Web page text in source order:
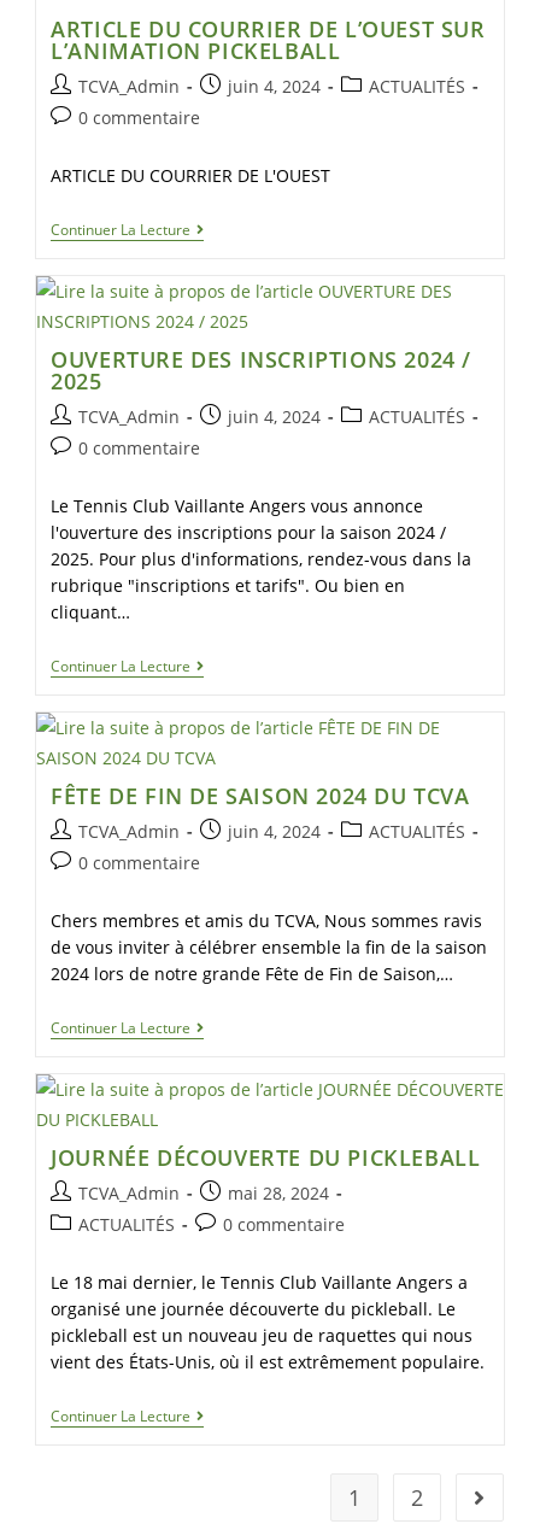
ARTICLE DU COURRIER DE L’OUEST SUR
L’ANIMATION PICKELBALL
TCVA_Admin juin 4, 2024
ACTUALITÉS
0 commentaire
ARTICLE DU COURRIER DE L'OUEST
Continuer La Lecture
OUVERTURE DES INSCRIPTIONS 2024 /
2025
TCVA_Admin juin 4, 2024
ACTUALITÉS
0 commentaire
Le Tennis Club Vaillante Angers vous annonce
l'ouverture des inscriptions pour la saison 2024 /
2025. Pour plus d'informations, rendez-vous dans la
rubrique "inscriptions et tarifs". Ou bien en
cliquant…
Continuer La Lecture
FÊTE DE FIN DE SAISON 2024 DU TCVA
TCVA_Admin juin 4, 2024
ACTUALITÉS
0 commentaire
Chers membres et amis du TCVA, Nous sommes ravis
de vous inviter à célébrer ensemble la fin de la saison
2024 lors de notre grande Fête de Fin de Saison,…
Continuer La Lecture
JOURNÉE DÉCOUVERTE DU PICKLEBALL
TCVA_Admin
mai 28, 2024
ACTUALITÉS
0 commentaire
Le 18 mai dernier, le Tennis Club Vaillante Angers a
organisé une journée découverte du pickleball. Le
pickleball est un nouveau jeu de raquettes qui nous
vient des États-Unis, où il est extrêmement populaire.
Continuer La Lecture
1 2